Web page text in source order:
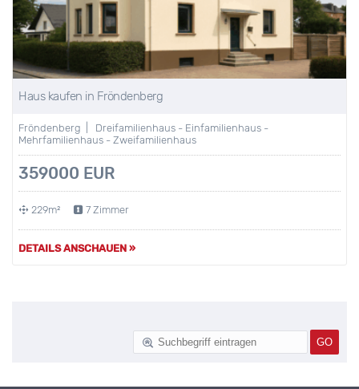
Haus kaufen in Fröndenberg
Fröndenberg | Dreifamilienhaus - Einfamilienhaus -
Mehrfamilienhaus - Zweifamilienhaus
359000 EUR
229m² 7 Zimmer
DETAILS ANSCHAUEN »